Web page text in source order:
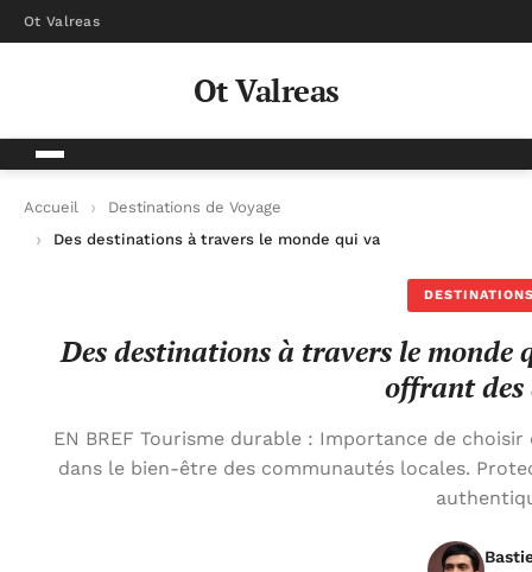
Ot Valreas
Ot Valreas
Accueil
Destinations de Voyage
Des destinations à travers le monde qui valorisent le
Des destinations à travers le
offrant des
EN BREF Tourisme durable : Importance de
dans le bien-être des communautés locales.